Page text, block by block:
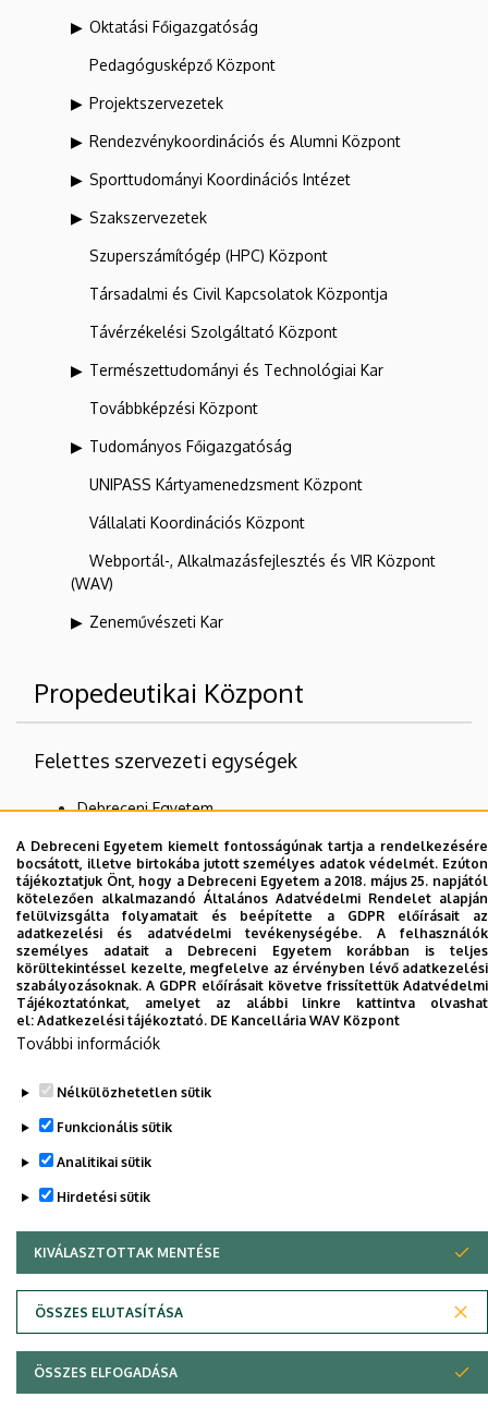
Oktatási Főigazgatóság
Pedagógusképző Központ
Projektszervezetek
Rendezvénykoordinációs és Alumni Központ
Sporttudományi Koordinációs Intézet
Szakszervezetek
Szuperszámítógép (HPC) Központ
Társadalmi és Civil Kapcsolatok Központja
Távérzékelési Szolgáltató Központ
Természettudományi és Technológiai Kar
Továbbképzési Központ
Tudományos Főigazgatóság
UNIPASS Kártyamenedzsment Központ
Vállalati Koordinációs Központ
Webportál-, Alkalmazásfejlesztés és VIR Központ
(WAV)
Zeneművészeti Kar
Propedeutikai Központ
Felettes szervezeti egységek
Debreceni Egyetem
Fogorvostudományi Kar
Dolgozói adatmódosítás igénylése a DE
telefonkönyvében|Külső személyek rögzítése a
DE telefonkönyvében|Súgó|Hibabejelentés
Szerzői jog © 2026 Unideb
A Debreceni Egyetem kiemelt fontosságúnak tartja a rendelkezésére
bocsátott, illetve birtokába jutott személyes adatok védelmét. Ezúton
tájékoztatjuk Önt, hogy a Debreceni Egyetem a 2018. május 25. napjától
kötelezően alkalmazandó Általános Adatvédelmi Rendelet alapján
felülvizsgálta folyamatait és beépítette a GDPR előírásait az
adatkezelési és adatvédelmi tevékenységébe. A felhasználók
személyes adatait a Debreceni Egyetem korábban is teljes
körültekintéssel kezelte, megfelelve az érvényben lévő adatkezelési
szabályozásoknak. A GDPR előírásait követve frissítettük Adatvédelmi
Tájékoztatónkat, amelyet az alábbi linkre kattintva olvashat
el: Adatkezelési tájékoztató. DE Kancellária WAV Központ
További információk
Nélkülözhetetlen sütik
Funkcionális sütik
Analitikai sütik
Hirdetési sütik
KIVÁLASZTOTTAK MENTÉSE
ÖSSZES ELUTASÍTÁSA
WITHDRAW CONSENT
ÖSSZES ELFOGADÁSA